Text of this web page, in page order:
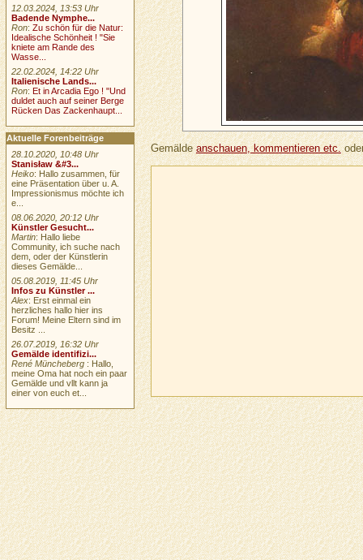
Gemäldeanschauen, kommentieren etc.
12.03.2024, 13:53 Uhr
Badende Nymphe...
Ron:Zu schön für die Natur:
Idealische Schönheit ! "Sie
kniete am Rande des
Wasse...
22.02.2024, 14:22 Uhr
Italienische Lands...
Ron:Et in Arcadia Ego ! "Und
duldet auch auf seiner Berge
Rücken Das Zackenhaupt...
Aktuelle Forenbeiträge
28.10.2020, 10:48 Uhr
Stanisław &#3...
Heiko: Hallo zusammen, für
eine Präsentation über u. A.
Impressionismus möchte ich
e...
08.06.2020, 20:12 Uhr
Künstler Gesucht...
Martin: Hallo liebe
Community, ich suche nach
dem, oder der Künstlerin
dieses Gemälde...
05.08.2019, 11:45 Uhr
Infos zu Künstler ...
Alex: Erst einmal ein
herzliches hallo hier ins
Forum! Meine Eltern sind im
Besitz ...
26.07.2019, 16:32 Uhr
Gemälde identifizi...
René Müncheberg : Hallo,
meine Oma hat noch ein paar
Gemälde und vllt kann ja
einer von euch et...